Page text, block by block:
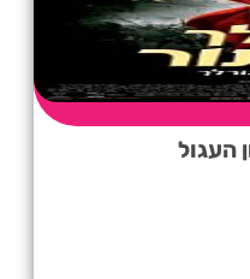
העגול